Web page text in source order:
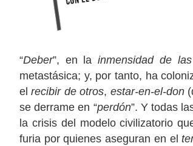
“Deber”, en lainmensidad de
metastásica; y, por tanto, ha
elrecibir de otros, estar-en-el-don
se derrame en “perdón”. Y todas
la crisis del modelo civilizatorio
furia por quienes aseguran en el